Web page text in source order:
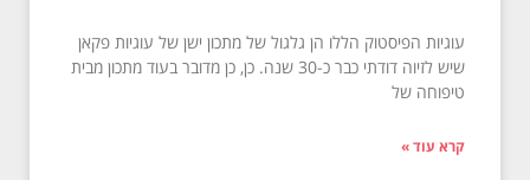
עוגיות הפיסטוק הללו הן גלגול של מתכון ישן של עוגיות פקאן
שיש לזיוה דודתי כבר כ-30 שנה. כן, כן מדובר בעוד מתכון מבית
טיפוחה של
קרא עוד »